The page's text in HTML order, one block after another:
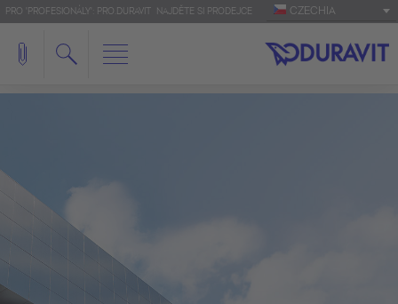
PRO 'PROFESIONÁLY': PRO.DURAVIT NAJDĚTE SI PRODEJCE CZECHIA